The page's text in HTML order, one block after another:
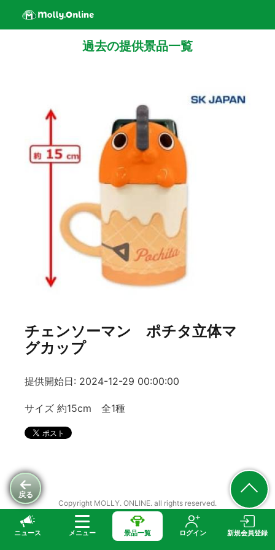
ニュース メニュー 景品一覧 ログイン 新規会員登録
戻る
過去の提供景品一覧
チェンソーマン ポチタ立体マ
グカップ
提供開始日: 2024-12-29 00:00:00
サイズ 約15cm 全1種
Copyright MOLLY. ONLINE. all rights reserved.